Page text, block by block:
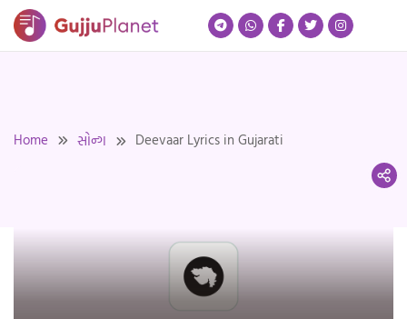
Skip
Home સોન્ગ Deevaar Lyrics in Gujarati